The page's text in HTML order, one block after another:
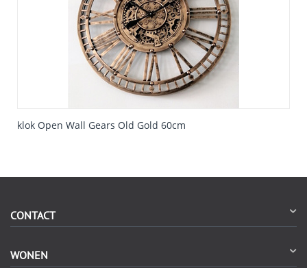
klok Open Wall Gears Old Gold 60cm
CONTACT
WONEN